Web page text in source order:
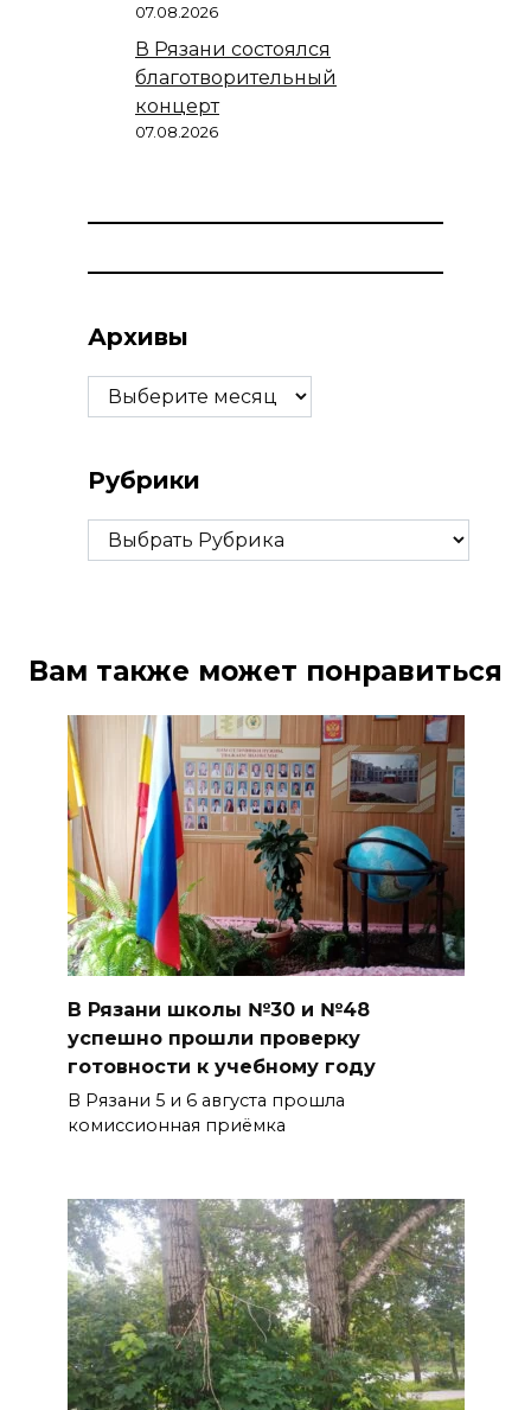
07.08.2026
В Рязани состоялся
благотворительный
концерт
07.08.2026
Архивы
Архивы
Рубрики
Рубрики
Вам также может понравиться
В Рязани школы №30 и №48
успешно прошли проверку
готовности к учебному году
В Рязани 5 и 6 августа прошла
комиссионная приёмка